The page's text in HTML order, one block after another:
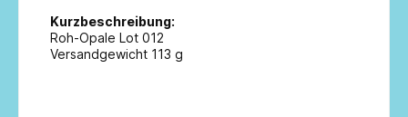
Kurzbeschreibung:
Roh-Opale Lot 012
Versandgewicht 113 g